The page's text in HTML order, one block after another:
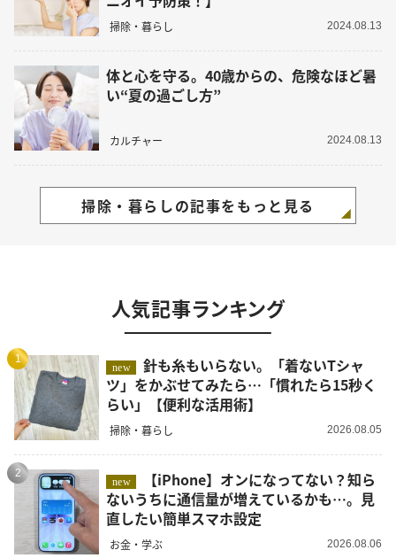
掃除・暮らし 2024.08.13
体と心を守る。40歳からの、危険なほど暑
い“夏の過ごし方”
カルチャー 2024.08.13
掃除・暮らしの記事をもっと見る
人気記事ランキング
1
new
針も糸もいらない。「着ないTシャ
ツ」をかぶせてみたら…「慣れたら15秒く
らい」【便利な活用術】
掃除・暮らし 2026.08.05
2
new
ないうちに通信量が増えているかも…。見
直したい簡単スマホ設定
お金・学ぶ 2026.08.06